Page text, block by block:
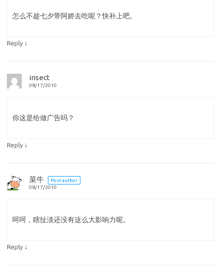
怎么不趁七夕带阿娇去吃呢？快补上吧。
Reply ↓
insect
08/17/2010
你这是给做广告吗？
Reply ↓
菜牛
Post author
08/17/2010
呵呵，瞎扯淡还没有这么大影响力呢。
Reply ↓